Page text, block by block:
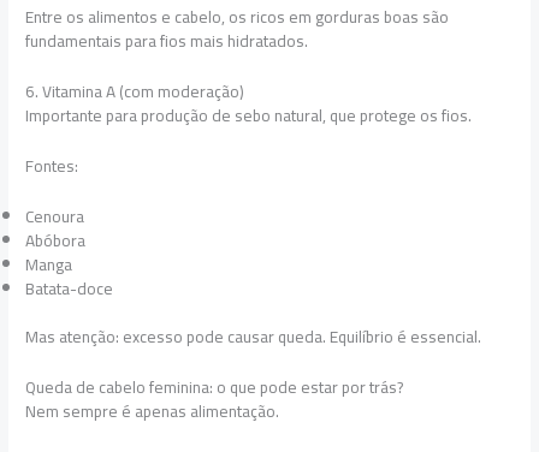
Entre os alimentos e cabelo, os ricos em gorduras boas são
fundamentais para fios mais hidratados.
6. Vitamina A (com moderação)
Importante para produção de sebo natural, que protege os fios.
Fontes:
Cenoura
Abóbora
Manga
Batata-doce
Mas atenção: excesso pode causar queda. Equilíbrio é essencial.
Queda de cabelo feminina: o que pode estar por trás?
Nem sempre é apenas alimentação.